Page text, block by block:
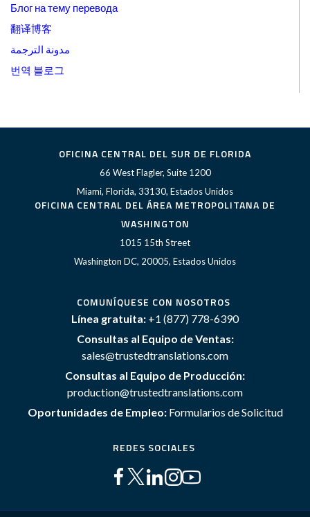
Блог на тему перевода
翻译博客
مدونة الترجمة
번역 블로그
OFICINA CENTRAL DEL SUR DE FLORIDA
66 West Flagler, Suite 1200
Miami, Florida, 33130, Estados Unidos
OFICINA CENTRAL DEL ÁREA METROPOLITANA DE
WASHINGTON
1015 15th Street
Washington DC, 20005, Estados Unidos
COMUNÍQUESE CON NOSOTROS
Línea gratuita: +1 (877) 778-6390
Consultas al Equipo de Ventas:
sales@trustedtranslations.com
Consultas al Equipo de Producción:
production@trustedtranslations.com
Oportunidades de Empleo: Formularios de Solicitud
REDES SOCIALES